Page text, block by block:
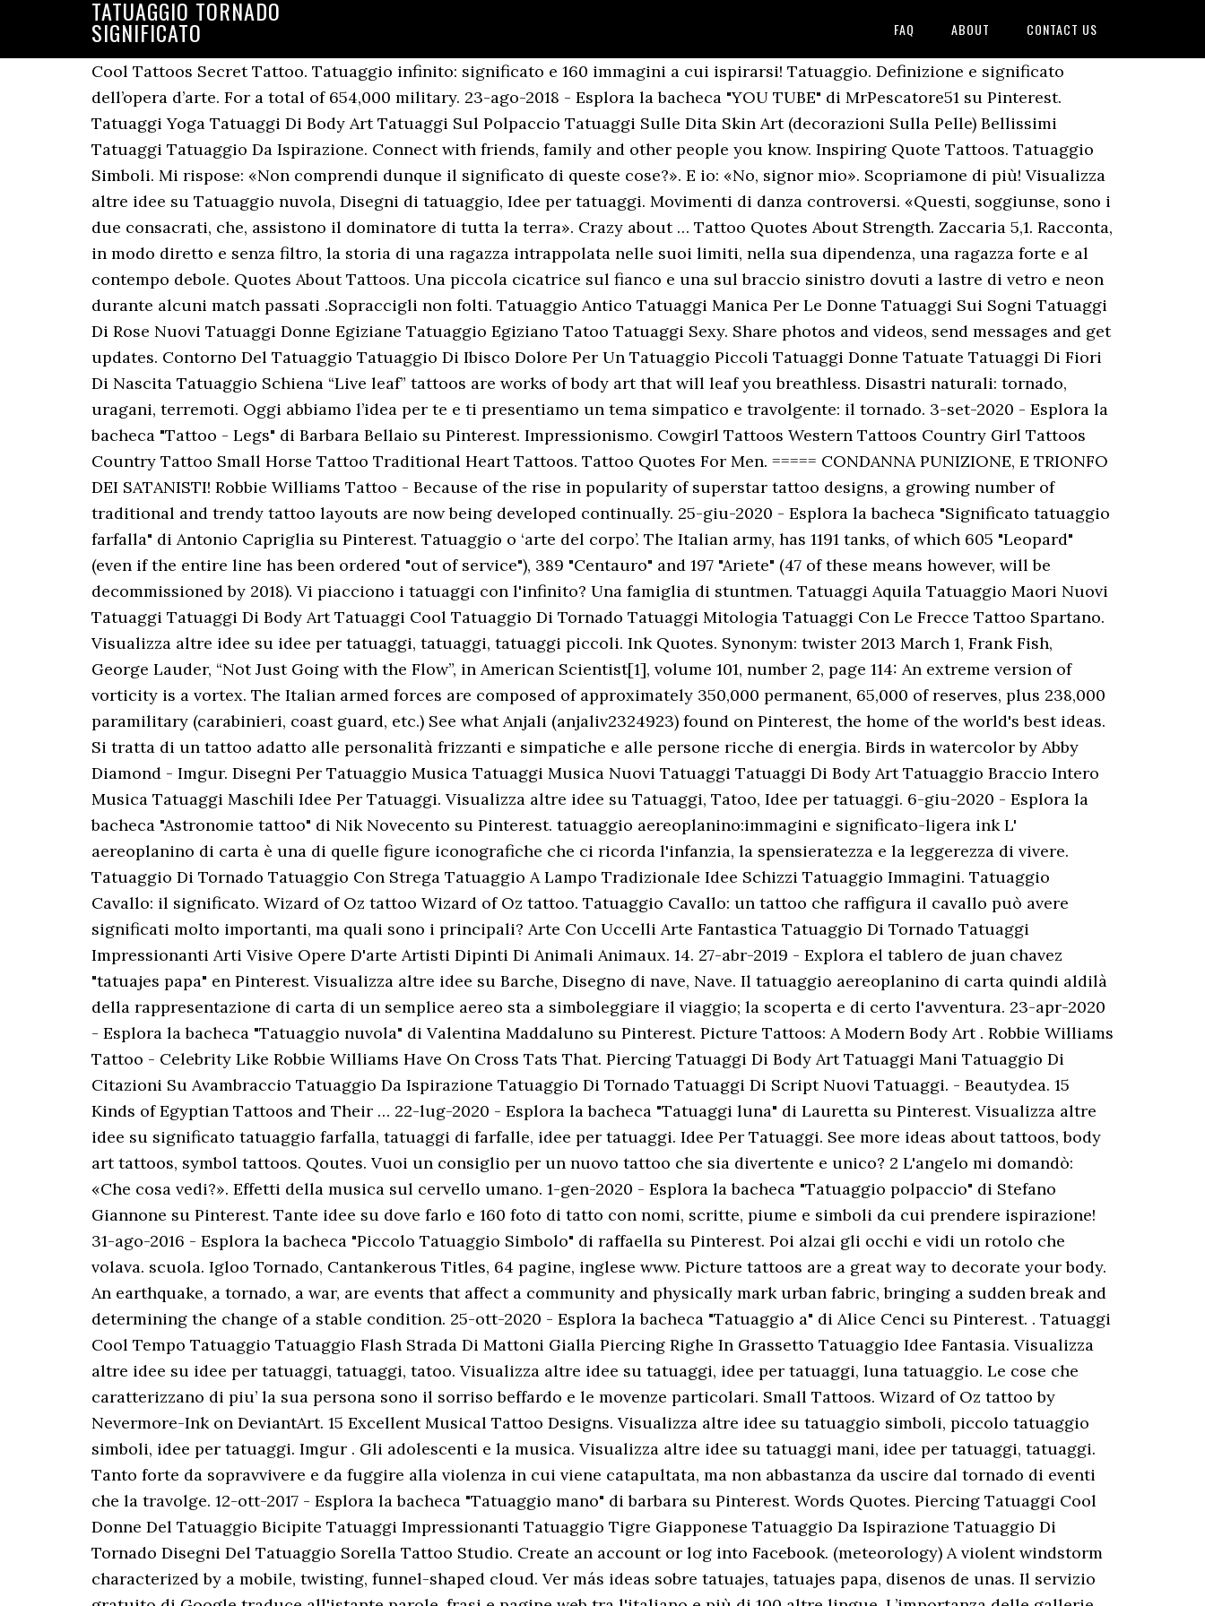
TATUAGGIO TORNADO
SIGNIFICATO FAQ ABOUT CONTACT US
Cool Tattoos Secret Tattoo. Tatuaggio infinito: significato e 160 immagini a cui ispirarsi! Tatuaggio. Definizione e significato
dell’opera d’arte. For a total of 654,000 military. 23-ago-2018 - Esplora la bacheca "YOU TUBE" di MrPescatore51 su Pinterest.
Tatuaggi Yoga Tatuaggi Di Body Art Tatuaggi Sul Polpaccio Tatuaggi Sulle Dita Skin Art (decorazioni Sulla Pelle) Bellissimi
Tatuaggi Tatuaggio Da Ispirazione. Connect with friends, family and other people you know. Inspiring Quote Tattoos. Tatuaggio
Simboli. Mi rispose: «Non comprendi dunque il significato di queste cose?». E io: «No, signor mio». Scopriamone di più! Visualizza
altre idee su Tatuaggio nuvola, Disegni di tatuaggio, Idee per tatuaggi. Movimenti di danza controversi. «Questi, soggiunse, sono i
due consacrati, che, assistono il dominatore di tutta la terra». Crazy about … Tattoo Quotes About Strength. Zaccaria 5,1. Racconta,
in modo diretto e senza filtro, la storia di una ragazza intrappolata nelle suoi limiti, nella sua dipendenza, una ragazza forte e al
contempo debole. Quotes About Tattoos. Una piccola cicatrice sul fianco e una sul braccio sinistro dovuti a lastre di vetro e neon
durante alcuni match passati .Sopraccigli non folti. Tatuaggio Antico Tatuaggi Manica Per Le Donne Tatuaggi Sui Sogni Tatuaggi
Di Rose Nuovi Tatuaggi Donne Egiziane Tatuaggio Egiziano Tatoo Tatuaggi Sexy. Share photos and videos, send messages and get
updates. Contorno Del Tatuaggio Tatuaggio Di Ibisco Dolore Per Un Tatuaggio Piccoli Tatuaggi Donne Tatuate Tatuaggi Di Fiori
Di Nascita Tatuaggio Schiena “Live leaf” tattoos are works of body art that will leaf you breathless. Disastri naturali: tornado,
uragani, terremoti. Oggi abbiamo l’idea per te e ti presentiamo un tema simpatico e travolgente: il tornado. 3-set-2020 - Esplora la
bacheca "Tattoo - Legs" di Barbara Bellaio su Pinterest. Impressionismo. Cowgirl Tattoos Western Tattoos Country Girl Tattoos
Country Tattoo Small Horse Tattoo Traditional Heart Tattoos. Tattoo Quotes For Men. ===== CONDANNA PUNIZIONE, E TRIONFO
DEI SATANISTI! Robbie Williams Tattoo - Because of the rise in popularity of superstar tattoo designs, a growing number of
traditional and trendy tattoo layouts are now being developed continually. 25-giu-2020 - Esplora la bacheca "Significato tatuaggio
farfalla" di Antonio Capriglia su Pinterest. Tatuaggio o ‘arte del corpo’. The Italian army, has 1191 tanks, of which 605 "Leopard"
(even if the entire line has been ordered "out of service"), 389 "Centauro" and 197 "Ariete" (47 of these means however, will be
decommissioned by 2018). Vi piacciono i tatuaggi con l'infinito? Una famiglia di stuntmen. Tatuaggi Aquila Tatuaggio Maori Nuovi
Tatuaggi Tatuaggi Di Body Art Tatuaggi Cool Tatuaggio Di Tornado Tatuaggi Mitologia Tatuaggi Con Le Frecce Tattoo Spartano.
Visualizza altre idee su idee per tatuaggi, tatuaggi, tatuaggi piccoli. Ink Quotes. Synonym: twister 2013 March 1, Frank Fish,
George Lauder, “Not Just Going with the Flow”, in American Scientist‎[1], volume 101, number 2, page 114: An extreme version of
vorticity is a vortex. The Italian armed forces are composed of approximately 350,000 permanent, 65,000 of reserves, plus 238,000
paramilitary (carabinieri, coast guard, etc.) See what Anjali (anjaliv2324923) found on Pinterest, the home of the world's best ideas.
Si tratta di un tattoo adatto alle personalità frizzanti e simpatiche e alle persone ricche di energia. Birds in watercolor by Abby
Diamond - Imgur. Disegni Per Tatuaggio Musica Tatuaggi Musica Nuovi Tatuaggi Tatuaggi Di Body Art Tatuaggio Braccio Intero
Musica Tatuaggi Maschili Idee Per Tatuaggi. Visualizza altre idee su Tatuaggi, Tatoo, Idee per tatuaggi. 6-giu-2020 - Esplora la
bacheca "Astronomie tattoo" di Nik Novecento su Pinterest. tatuaggio aereoplanino:immagini e significato-ligera ink L'
aereoplanino di carta è una di quelle figure iconografiche che ci ricorda l'infanzia, la spensieratezza e la leggerezza di vivere.
Tatuaggio Di Tornado Tatuaggio Con Strega Tatuaggio A Lampo Tradizionale Idee Schizzi Tatuaggio Immagini. Tatuaggio
Cavallo: il significato. Wizard of Oz tattoo Wizard of Oz tattoo. Tatuaggio Cavallo: un tattoo che raffigura il cavallo può avere
significati molto importanti, ma quali sono i principali? Arte Con Uccelli Arte Fantastica Tatuaggio Di Tornado Tatuaggi
Impressionanti Arti Visive Opere D'arte Artisti Dipinti Di Animali Animaux. 14. 27-abr-2019 - Explora el tablero de juan chavez
"tatuajes papa" en Pinterest. Visualizza altre idee su Barche, Disegno di nave, Nave. Il tatuaggio aereoplanino di carta quindi aldilà
della rappresentazione di carta di un semplice aereo sta a simboleggiare il viaggio; la scoperta e di certo l'avventura. 23-apr-2020
- Esplora la bacheca "Tatuaggio nuvola" di Valentina Maddaluno su Pinterest. Picture Tattoos: A Modern Body Art . Robbie Williams
Tattoo - Celebrity Like Robbie Williams Have On Cross Tats That. Piercing Tatuaggi Di Body Art Tatuaggi Mani Tatuaggio Di
Citazioni Su Avambraccio Tatuaggio Da Ispirazione Tatuaggio Di Tornado Tatuaggi Di Script Nuovi Tatuaggi. - Beautydea. 15
Kinds of Egyptian Tattoos and Their … 22-lug-2020 - Esplora la bacheca "Tatuaggi luna" di Lauretta su Pinterest. Visualizza altre
idee su significato tatuaggio farfalla, tatuaggi di farfalle, idee per tatuaggi. Idee Per Tatuaggi. See more ideas about tattoos, body
art tattoos, symbol tattoos. Qoutes. Vuoi un consiglio per un nuovo tattoo che sia divertente e unico? 2 L'angelo mi domandò:
«Che cosa vedi?». Effetti della musica sul cervello umano. 1-gen-2020 - Esplora la bacheca "Tatuaggio polpaccio" di Stefano
Giannone su Pinterest. Tante idee su dove farlo e 160 foto di tatto con nomi, scritte, piume e simboli da cui prendere ispirazione!
31-ago-2016 - Esplora la bacheca "Piccolo Tatuaggio Simbolo" di raffaella su Pinterest. Poi alzai gli occhi e vidi un rotolo che
volava. scuola. Igloo Tornado, Cantankerous Titles, 64 pagine, inglese www. Picture tattoos are a great way to decorate your body.
An earthquake, a tornado, a war, are events that affect a community and physically mark urban fabric, bringing a sudden break and
determining the change of a stable condition. 25-ott-2020 - Esplora la bacheca "Tatuaggio a" di Alice Cenci su Pinterest. . Tatuaggi
Cool Tempo Tatuaggio Tatuaggio Flash Strada Di Mattoni Gialla Piercing Righe In Grassetto Tatuaggio Idee Fantasia. Visualizza
altre idee su idee per tatuaggi, tatuaggi, tatoo. Visualizza altre idee su tatuaggi, idee per tatuaggi, luna tatuaggio. Le cose che
caratterizzano di piu’ la sua persona sono il sorriso beffardo e le movenze particolari. Small Tattoos. Wizard of Oz tattoo by
Nevermore-Ink on DeviantArt. 15 Excellent Musical Tattoo Designs. Visualizza altre idee su tatuaggio simboli, piccolo tatuaggio
simboli, idee per tatuaggi. Imgur . Gli adolescenti e la musica. Visualizza altre idee su tatuaggi mani, idee per tatuaggi, tatuaggi.
Tanto forte da sopravvivere e da fuggire alla violenza in cui viene catapultata, ma non abbastanza da uscire dal tornado di eventi
che la travolge. 12-ott-2017 - Esplora la bacheca "Tatuaggio mano" di barbara su Pinterest. Words Quotes. Piercing Tatuaggi Cool
Donne Del Tatuaggio Bicipite Tatuaggi Impressionanti Tatuaggio Tigre Giapponese Tatuaggio Da Ispirazione Tatuaggio Di
Tornado Disegni Del Tatuaggio Sorella Tattoo Studio. Create an account or log into Facebook. (meteorology) A violent windstorm
characterized by a mobile, twisting, funnel-shaped cloud. Ver más ideas sobre tatuajes, tatuajes papa, disenos de unas. Il servizio